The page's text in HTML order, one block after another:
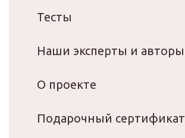
Тесты
Наши эксперты и авторы
О проекте
Подарочный сертификат